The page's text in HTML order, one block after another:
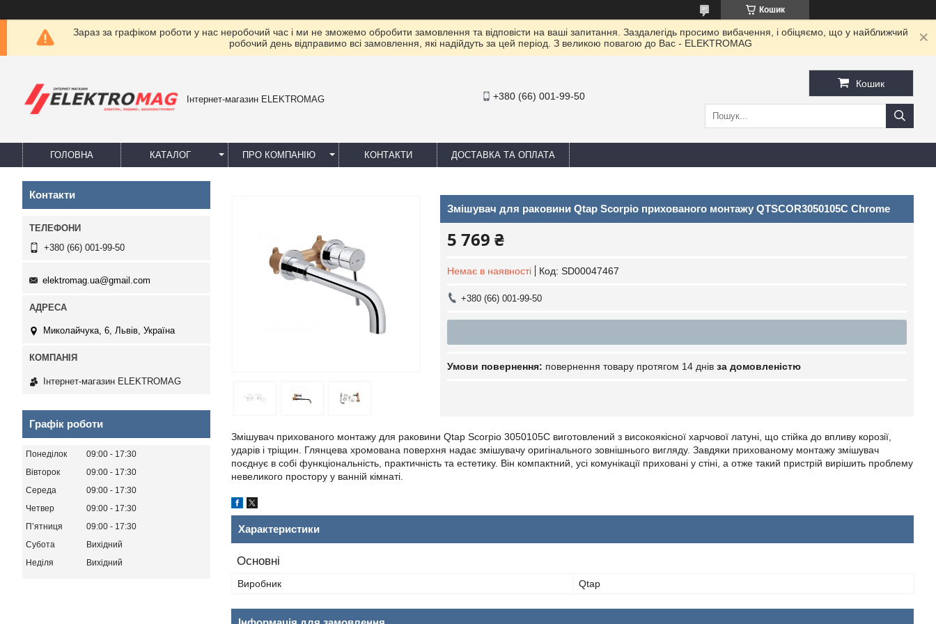
Кошик
Зараз за графіком роботи у нас неробочий час і ми не зможемо обробити замовлення та відповісти на ваші запитання. Заздалегідь просимо вибачення, і обіцяємо, що у найближчий
робочий день відправимо всі замовлення, які надійдуть за цей період. З великою повагою до Ваc - ELEKTROMAG
Інтернет-магазин ELEKTROMAG +380 (66) 001-99-50
Кошик
ГОЛОВНА КАТАЛОГ ПРО КОМПАНІЮ КОНТАКТИ ДОСТАВКА ТА ОПЛАТА
Змішувач для раковини Qtap Scorpio прихованого монтажу QTSCOR3050105C Chrome
5 769 ₴
Немає в наявності Код: SD00047467
+380 (66) 001-99-50
повернення товару протягом 14 днів за домовленістю
Змішувач прихованого монтажу для раковини Qtap Scorpio 3050105C виготовлений з високоякісної харчової латуні, що стійка до впливу корозії,
ударів і тріщин. Глянцева хромована поверхня надає змішувачу оригінального зовнішнього вигляду. Завдяки прихованому монтажу змішувач
поєднує в собі функціональність, практичність та естетику. Він компактний, усі комунікації приховані у стіні, а отже такий пристрій вирішить проблему
невеликого простору у ванній кімнаті.
Характеристики
Основні
Виробник Qtap
Контакти
+380 (66) 001-99-50
elektromag.ua@gmail.com
Миколайчука, 6, Львів, Україна
Інтернет-магазин ELEKTROMAG
Графік роботи
Понеділок 09:00
17:30
Вівторок
09:00
17:30
Середа
09:00
17:30
Четвер
09:00
17:30
Пʼятниця
09:00
17:30
Субота
Вихідний
Неділя
Вихідний